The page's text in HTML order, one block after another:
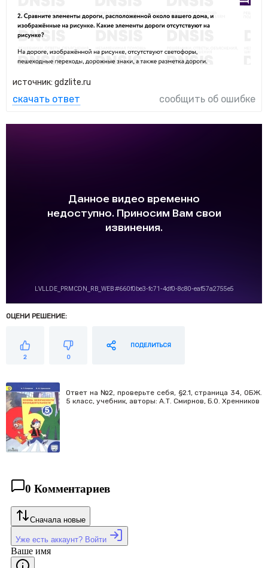
источник: gdzlite.ru
скачать ответ сообщить об ошибке
ОЦЕНИ РЕШЕНИЕ:
2 0
ПОДЕЛИТЬСЯ
Ответ на №2, проверьте себя, §2.1, страница 34, ОБЖ.
5 класс, учебник, авторы: А.Т. Смирнов, Б.О. Хренников